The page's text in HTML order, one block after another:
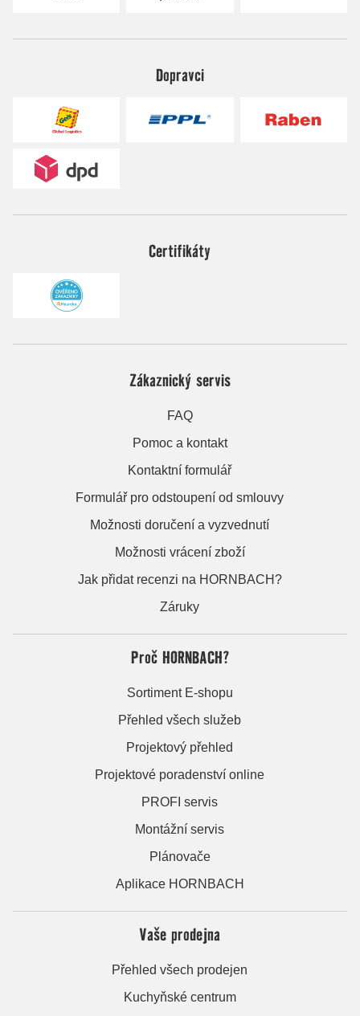
Dopravci
Certifikáty
Zákaznický servis
FAQ
Pomoc a kontakt
Kontaktní formulář
Formulář pro odstoupení od smlouvy
Možnosti doručení a vyzvednutí
Možnosti vrácení zboží
Jak přidat recenzi na HORNBACH?
Záruky
Proč HORNBACH?
Sortiment E-shopu
Přehled všech služeb
Projektový přehled
Projektové poradenství online
PROFI servis
Montážní servis
Plánovače
Aplikace HORNBACH
Vaše prodejna
Přehled všech prodejen
Kuchyňské centrum